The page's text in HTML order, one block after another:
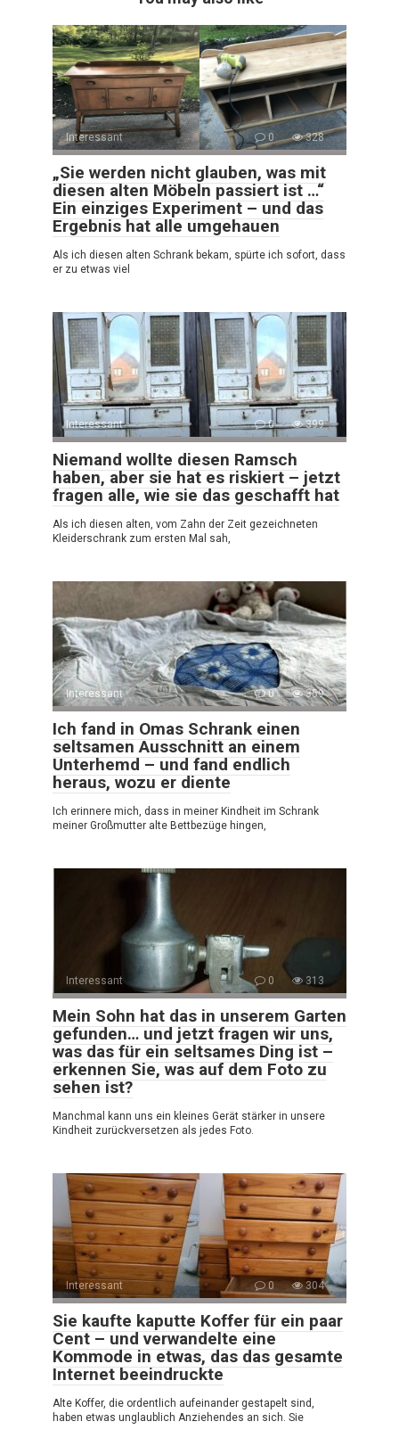
Interessant 0 328
„Sie werden nicht glauben, was mit
diesen alten Möbeln passiert ist …“
Ein einziges Experiment – und das
Ergebnis hat alle umgehauen
Als ich diesen alten Schrank bekam, spürte ich sofort, dass
er zu etwas viel
Interessant 0 399
Niemand wollte diesen Ramsch
haben, aber sie hat es riskiert – jetzt
fragen alle, wie sie das geschafft hat
Als ich diesen alten, vom Zahn der Zeit gezeichneten
Kleiderschrank zum ersten Mal sah,
Interessant 0 359
Ich fand in Omas Schrank einen
seltsamen Ausschnitt an einem
Unterhemd – und fand endlich
heraus, wozu er diente
Ich erinnere mich, dass in meiner Kindheit im Schrank
meiner Großmutter alte Bettbezüge hingen,
Interessant 0 313
Mein Sohn hat das in unserem Garten
gefunden… und jetzt fragen wir uns,
was das für ein seltsames Ding ist –
erkennen Sie, was auf dem Foto zu
sehen ist?
Manchmal kann uns ein kleines Gerät stärker in unsere
Kindheit zurückversetzen als jedes Foto.
Interessant 0 304
Sie kaufte kaputte Koffer für ein paar
Cent – und verwandelte eine
Kommode in etwas, das das gesamte
Internet beeindruckte
Alte Koffer, die ordentlich aufeinander gestapelt sind,
haben etwas unglaublich Anziehendes an sich. Sie